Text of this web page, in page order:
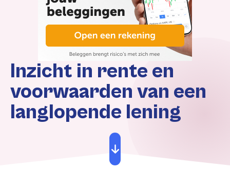
Inzicht in rente en
voorwaarden van een
langlopende lening